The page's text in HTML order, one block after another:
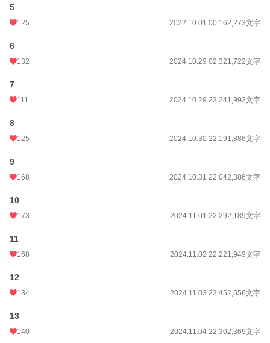
5
125 2022.10.01 00:162,273文字
6
132 2024.10.29 02:321,722文字
7
111 2024.10.29 23:241,992文字
8
125 2024.10.30 22:191,886文字
9
168 2024.10.31 22:042,386文字
10
173 2024.11.01 22:292,189文字
11
168 2024.11.02 22:221,949文字
12
134 2024.11.03 23:452,556文字
13
140 2024.11.04 22:302,369文字